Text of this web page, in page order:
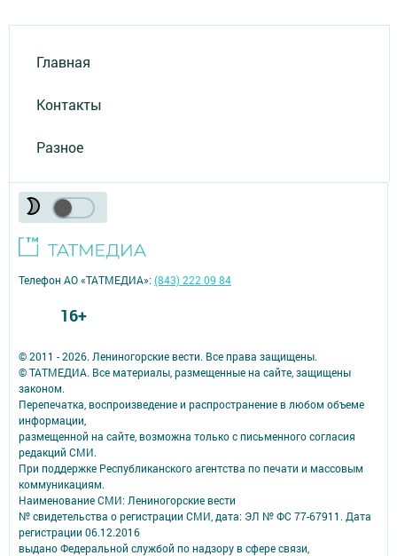
Главная
Контакты
Разное
© 2011 - 2026. Лениногорские вести. Все права защищены.
© ТАТМЕДИА. Все материалы, размещенные на сайте, защищены
законом.
Перепечатка, воспроизведение и распространение в любом объеме
информации,
размещенной на сайте, возможна только с письменного согласия
редакций СМИ.
При поддержке Республиканского агентства по печати и массовым
коммуникациям.
Наименование СМИ: Лениногорские вести
№ свидетельства о регистрации СМИ, дата: ЭЛ № ФС 77-67911. Дата
регистрации 06.12.2016
выдано Федеральной службой по надзору в сфере связи,
Телефон АО «ТАТМЕДИА»:(843) 222 09 84
16+